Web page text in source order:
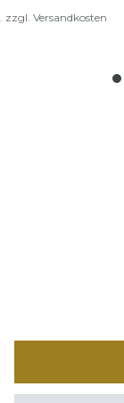
zzgl. Versandkosten